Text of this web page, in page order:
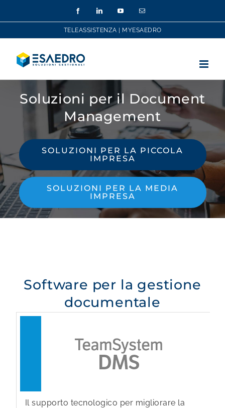
FacebookLinkedInYouTubeEmail
TELEASSISTENZA MYESAEDRO
Soluzioni per il Document
Management
SOLUZIONI PER LA PICCOLA
IMPRESA
SOLUZIONI PER LA MEDIA
IMPRESA
Software per la gestione
documentale
Il supporto tecnologico per migliorare la